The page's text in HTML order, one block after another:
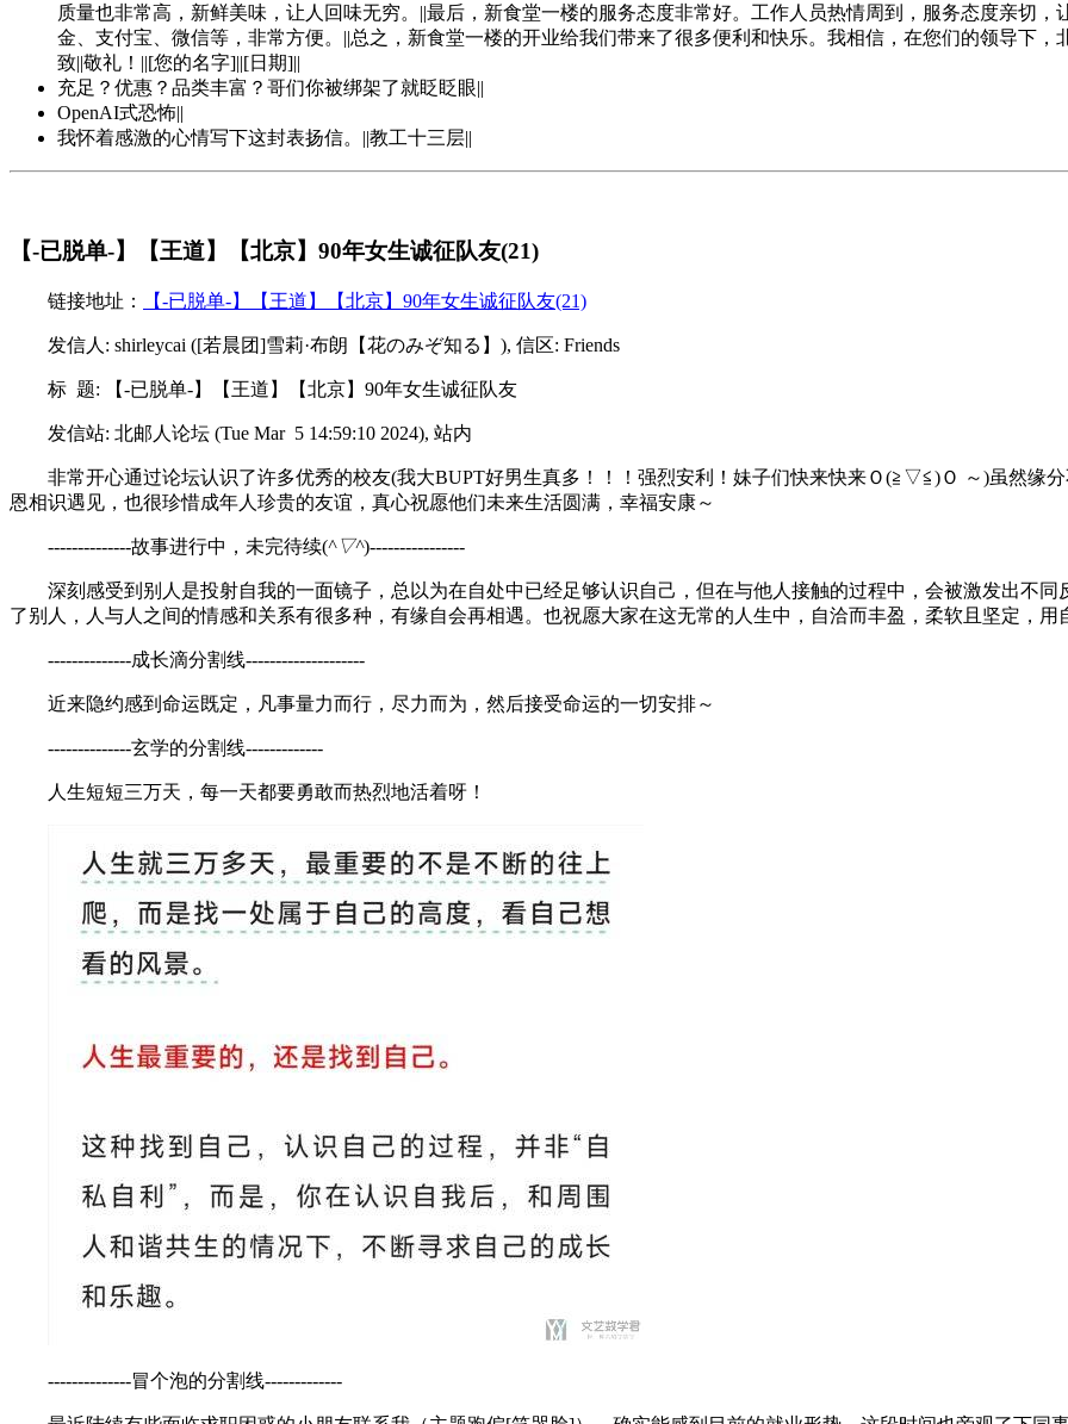
质量也非常高，新鲜美味，让人回味无穷。||最后，新食堂一楼的服务态度非常好。工作人员热情周到，服务态度亲切
金、支付宝、微信等，非常方便。||总之，新食堂一楼的开业给我们带来了很多便利和快乐。我相信，在您们的领导下
致||敬礼！||[您的名字]||[日期]||
充足？优惠？品类丰富？哥们你被绑架了就眨眨眼||
OpenAI式恐怖||
我怀着感激的心情写下这封表扬信。||教工十三层||
【-已脱单-】【王道】【北京】90年女生诚征队友(21)
链接地址： 【-已脱单-】【王道】【北京】90年女生诚征队友(21)
发信人: shirleycai ([若晨团]雪莉·布朗【花のみぞ知る】), 信区: Friends
标 题: 【-已脱单-】【王道】【北京】90年女生诚征队友
发信站: 北邮人论坛 (Tue Mar 5 14:59:10 2024), 站内
非常开心通过论坛认识了许多优秀的校友(我大BUPT好男生真多！！！强烈安利！妹子们快来快来Ｏ(≧▽≦)Ｏ ～)虽然缘
恩相识遇见，也很珍惜成年人珍贵的友谊，真心祝愿他们未来生活圆满，幸福安康～
--------------故事进行中，未完待续(^▽^)----------------
深刻感受到别人是投射自我的一面镜子，总以为在自处中已经足够认识自己，但在与他人接触的过程中，会被激发出不
了别人，人与人之间的情感和关系有很多种，有缘自会再相遇。也祝愿大家在这无常的人生中，自洽而丰盈，柔软且坚定，
--------------成长滴分割线--------------------
近来隐约感到命运既定，凡事量力而行，尽力而为，然后接受命运的一切安排～
--------------玄学的分割线-------------
人生短短三万天，每一天都要勇敢而热烈地活着呀！
--------------冒个泡的分割线-------------